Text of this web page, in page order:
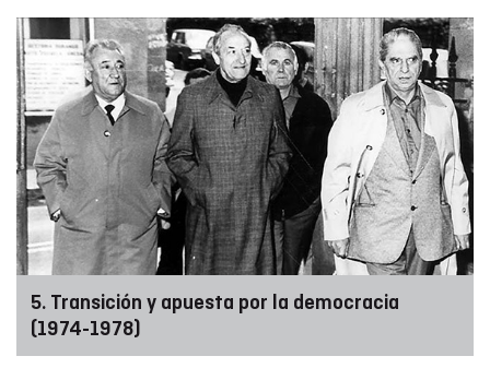
5. Transición y apuesta por la democracia
(1974-1978)